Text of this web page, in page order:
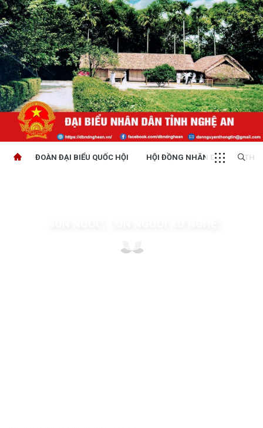
ĐOÀN ĐẠI BIỂU QUỐC HỘI HỘI ĐỒNG NHÂN DÂN